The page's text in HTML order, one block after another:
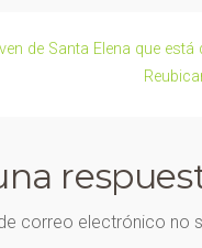
de Santa Elena que
correo electrónico no